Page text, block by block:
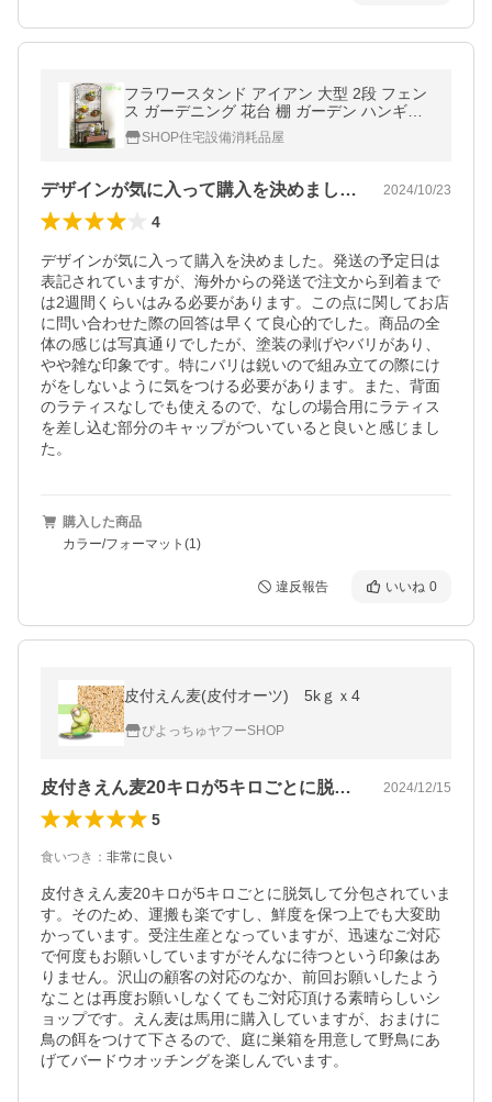
フラワースタンド アイアン 大型 2段 フェン
ス ガーデニング 花台 棚 ガーデン ハンギン
グ ベランダ 目隠し プランターラック スチー
ル アンティーク レトロ
SHOP住宅設備消耗品屋
デザインが気に入って購入を決めました。… 2024/10/23
4
デザインが気に入って購入を決めました。発送の予定日は
表記されていますが、海外からの発送で注文から到着まで
は2週間くらいはみる必要があります。この点に関してお店
に問い合わせた際の回答は早くて良心的でした。商品の全
体の感じは写真通りでしたが、塗装の剥げやバリがあり、
やや雑な印象です。特にバリは鋭いので組み立ての際にけ
がをしないように気をつける必要があります。また、背面
のラティスなしでも使えるので、なしの場合用にラティス
を差し込む部分のキャップがついていると良いと感じまし
た。
購入した商品
カラー/フォーマット(1)
違反報告 いいね 0
皮付えん麦(皮付オーツ) 5kｇｘ4
ぴよっちゅヤフーSHOP
皮付きえん麦20キロが5キロごとに脱気… 2024/12/15
5
食いつき ： 非常に良い
皮付きえん麦20キロが5キロごとに脱気して分包されていま
す。そのため、運搬も楽ですし、鮮度を保つ上でも大変助
かっています。受注生産となっていますが、迅速なご対応
で何度もお願いしていますがそんなに待つという印象はあ
りません。沢山の顧客の対応のなか、前回お願いしたよう
なことは再度お願いしなくてもご対応頂ける素晴らしいシ
ョップです。えん麦は馬用に購入していますが、おまけに
鳥の餌をつけて下さるので、庭に巣箱を用意して野鳥にあ
げてバードウオッチングを楽しんでいます。